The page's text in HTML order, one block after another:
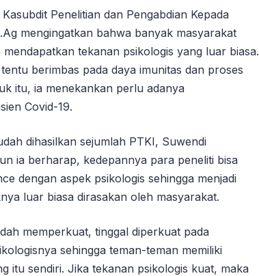
Penelitian dan Pengabdian Kepada
mengingatkan bahwa banyak masyarakat
tekanan psikologis yang luar biasa.
berimbas pada daya imunitas dan proses
itu, ia menekankan perlu adanya
Covid-19.
dihasilkan sejumlah PTKI, Suwendi
ia berharap, kedepannya para peneliti bisa
dengan aspek psikologis sehingga menjadi
luar biasa dirasakan oleh masyarakat.
memperkuat, tinggal diperkuat pada
sehingga teman-teman memiliki
itu sendiri. Jika tekanan psikologis kuat, maka